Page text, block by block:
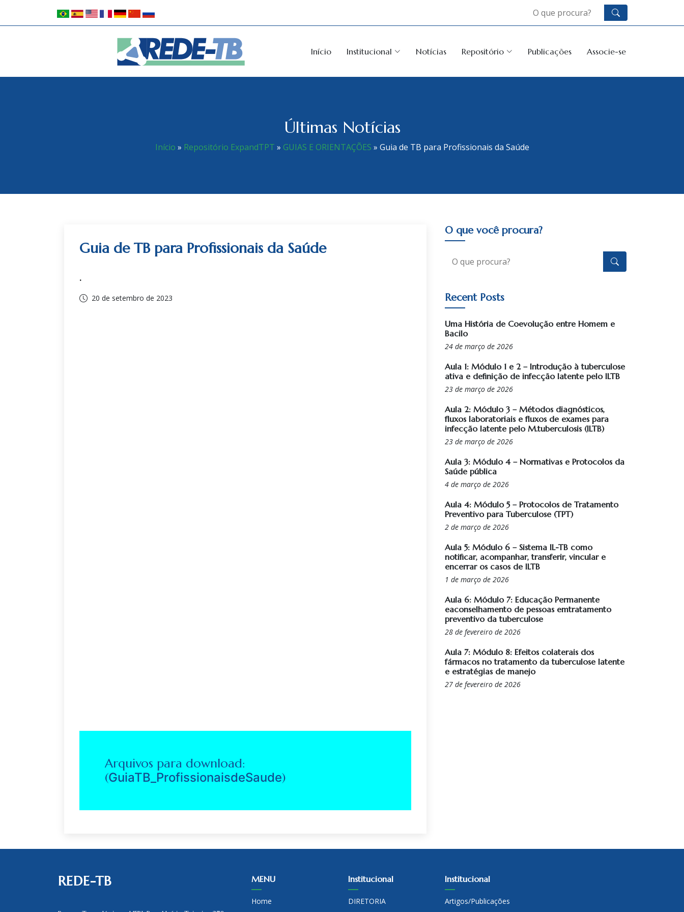
Início Institucional Notícias Repositório Publicações Associe-se
Últimas Notícias
Início » Repositório ExpandTPT » GUIAS E ORIENTAÇÕES » Guia de TB para Profissionais da Saúde
Guia de TB para Profissionais da Saúde
.
20 de setembro de 2023
Arquivos para download:
(GuiaTB_ProfissionaisdeSaude)
O que você procura?
Recent Posts
Uma História de Coevolução entre Homem e
Bacilo
24 de março de 2026
Aula 1: Módulo 1 e 2 – Introdução à tuberculose
ativa e definição de infecção latente pelo ILTB
23 de março de 2026
Aula 2: Módulo 3 – Métodos diagnósticos,
fluxos laboratoriais e fluxos de exames para
infecção latente pelo M.tuberculosis (ILTB)
23 de março de 2026
Aula 3: Módulo 4 – Normativas e Protocolos da
Saúde pública
4 de março de 2026
Aula 4: Módulo 5 – Protocolos de Tratamento
Preventivo para Tuberculose (TPT)
2 de março de 2026
Aula 5: Módulo 6 – Sistema IL-TB como
notificar, acompanhar, transferir, vincular e
encerrar os casos de ILTB
1 de março de 2026
Aula 6: Módulo 7: Educação Permanente
eaconselhamento de pessoas emtratamento
preventivo da tuberculose
28 de fevereiro de 2026
Aula 7: Módulo 8: Efeitos colaterais dos
fármacos no tratamento da tuberculose latente
e estratégias de manejo
27 de fevereiro de 2026
REDE-TB MENU
Home
Institucional
DIRETORIA
Institucional
Artigos/Publicações